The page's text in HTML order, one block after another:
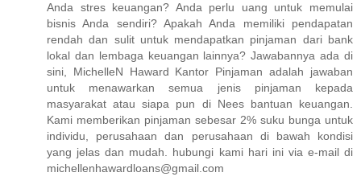
Anda stres keuangan? Anda perlu uang untuk memulai
bisnis Anda sendiri? Apakah Anda memiliki pendapatan
rendah dan sulit untuk mendapatkan pinjaman dari bank
lokal dan lembaga keuangan lainnya? Jawabannya ada di
sini, MichelleN Haward Kantor Pinjaman adalah jawaban
untuk menawarkan semua jenis pinjaman kepada
masyarakat atau siapa pun di Nees bantuan keuangan.
Kami memberikan pinjaman sebesar 2% suku bunga untuk
individu, perusahaan dan perusahaan di bawah kondisi
yang jelas dan mudah. hubungi kami hari ini via e-mail di
michellenhawardloans@gmail.com